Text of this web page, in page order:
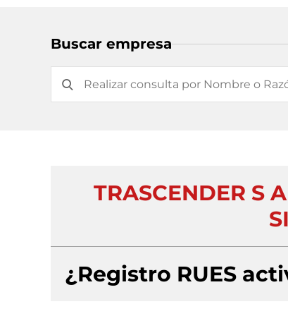
Buscar empresa
TRASCENDER S
¿Registro RUES